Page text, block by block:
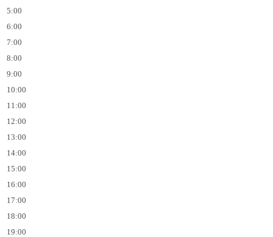
5:00
6:00
7:00
8:00
9:00
10:00
11:00
12:00
13:00
14:00
15:00
16:00
17:00
18:00
19:00